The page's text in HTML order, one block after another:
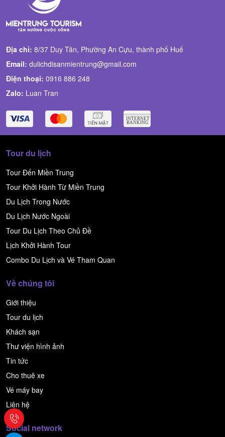
Địa chỉ: 8/37 Duy Tân, Phường An Cựu, thành phố Huế
Email: dulichdisanmientrung@gmail.com
Điện thoại: 0916 886 248
Zalo: Luan Tran
Tour du lịch
Tour Đến Miền Trung
Tour Khởi Hành Từ Miền Trung
Du Lịch Trong Nước
Du Lịch Nước Ngoài
Tour Du Lịch Theo Chủ Đề
Lịch Khởi Hành Tour
Combo Du Lịch và Vé Tham Quan
Về chúng tôi
Giới thiệu
Tour du lịch
Khách sạn
Thư viện hình ảnh
Tin tức
Cho thuê xe
Vé máy bay
Liên hệ
Social network